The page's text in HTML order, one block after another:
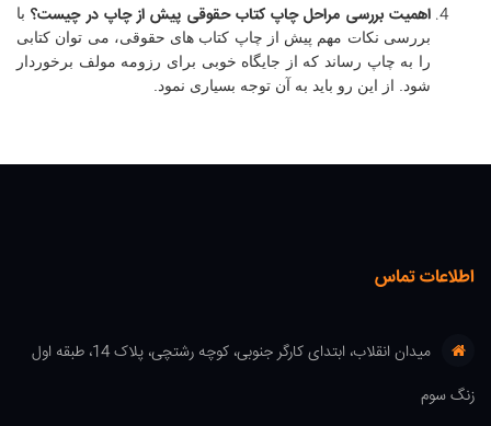
اهمیت بررسی مراحل چاپ کتاب حقوقی پیش از چاپ در چیست؟ با
بررسی نکات مهم پیش از چاپ کتاب های حقوقی، می توان کتابی
را به چاپ رساند که از جایگاه خوبی برای رزومه مولف برخوردار
شود. از این رو باید به آن توجه بسیاری نمود.
اطلاعات تماس
میدان انقلاب، ابتدای کارگر جنوبی، کوچه رشتچی، پلاک 14، طبقه اول
زنگ سوم